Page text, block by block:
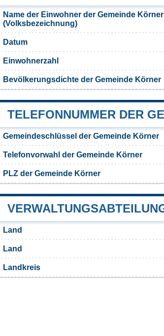
Name der Einwohner der Gemeinde Körner
(Volksbezeichnung)
Datum
Einwohnerzahl
Bevölkerungsdichte der Gemeinde Körner
TELEFONNUMMER DER
Gemeindeschlüssel der Gemeinde Körner
Telefonvorwahl der Gemeinde Körner
PLZ der Gemeinde Körner
Land
Land
Landkreis